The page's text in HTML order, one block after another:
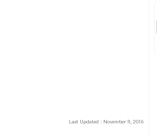
Last Updated : November 11, 2016